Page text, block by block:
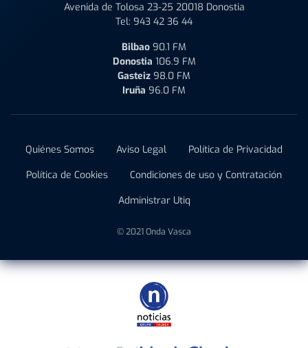
Avenida de Tolosa 23-25 20018 Donostia
Tel: 943 42 36 44
Bilbao 90.1 FM
Donostia 106.9 FM
Gasteiz 98.0 FM
Iruña 96.0 FM
Quiénes Somos Aviso Legal
Política de Privacidad
Política de Cookies
Condiciones de uso y Contratación
Administrar Utiq
© 2021 Onda Vasca